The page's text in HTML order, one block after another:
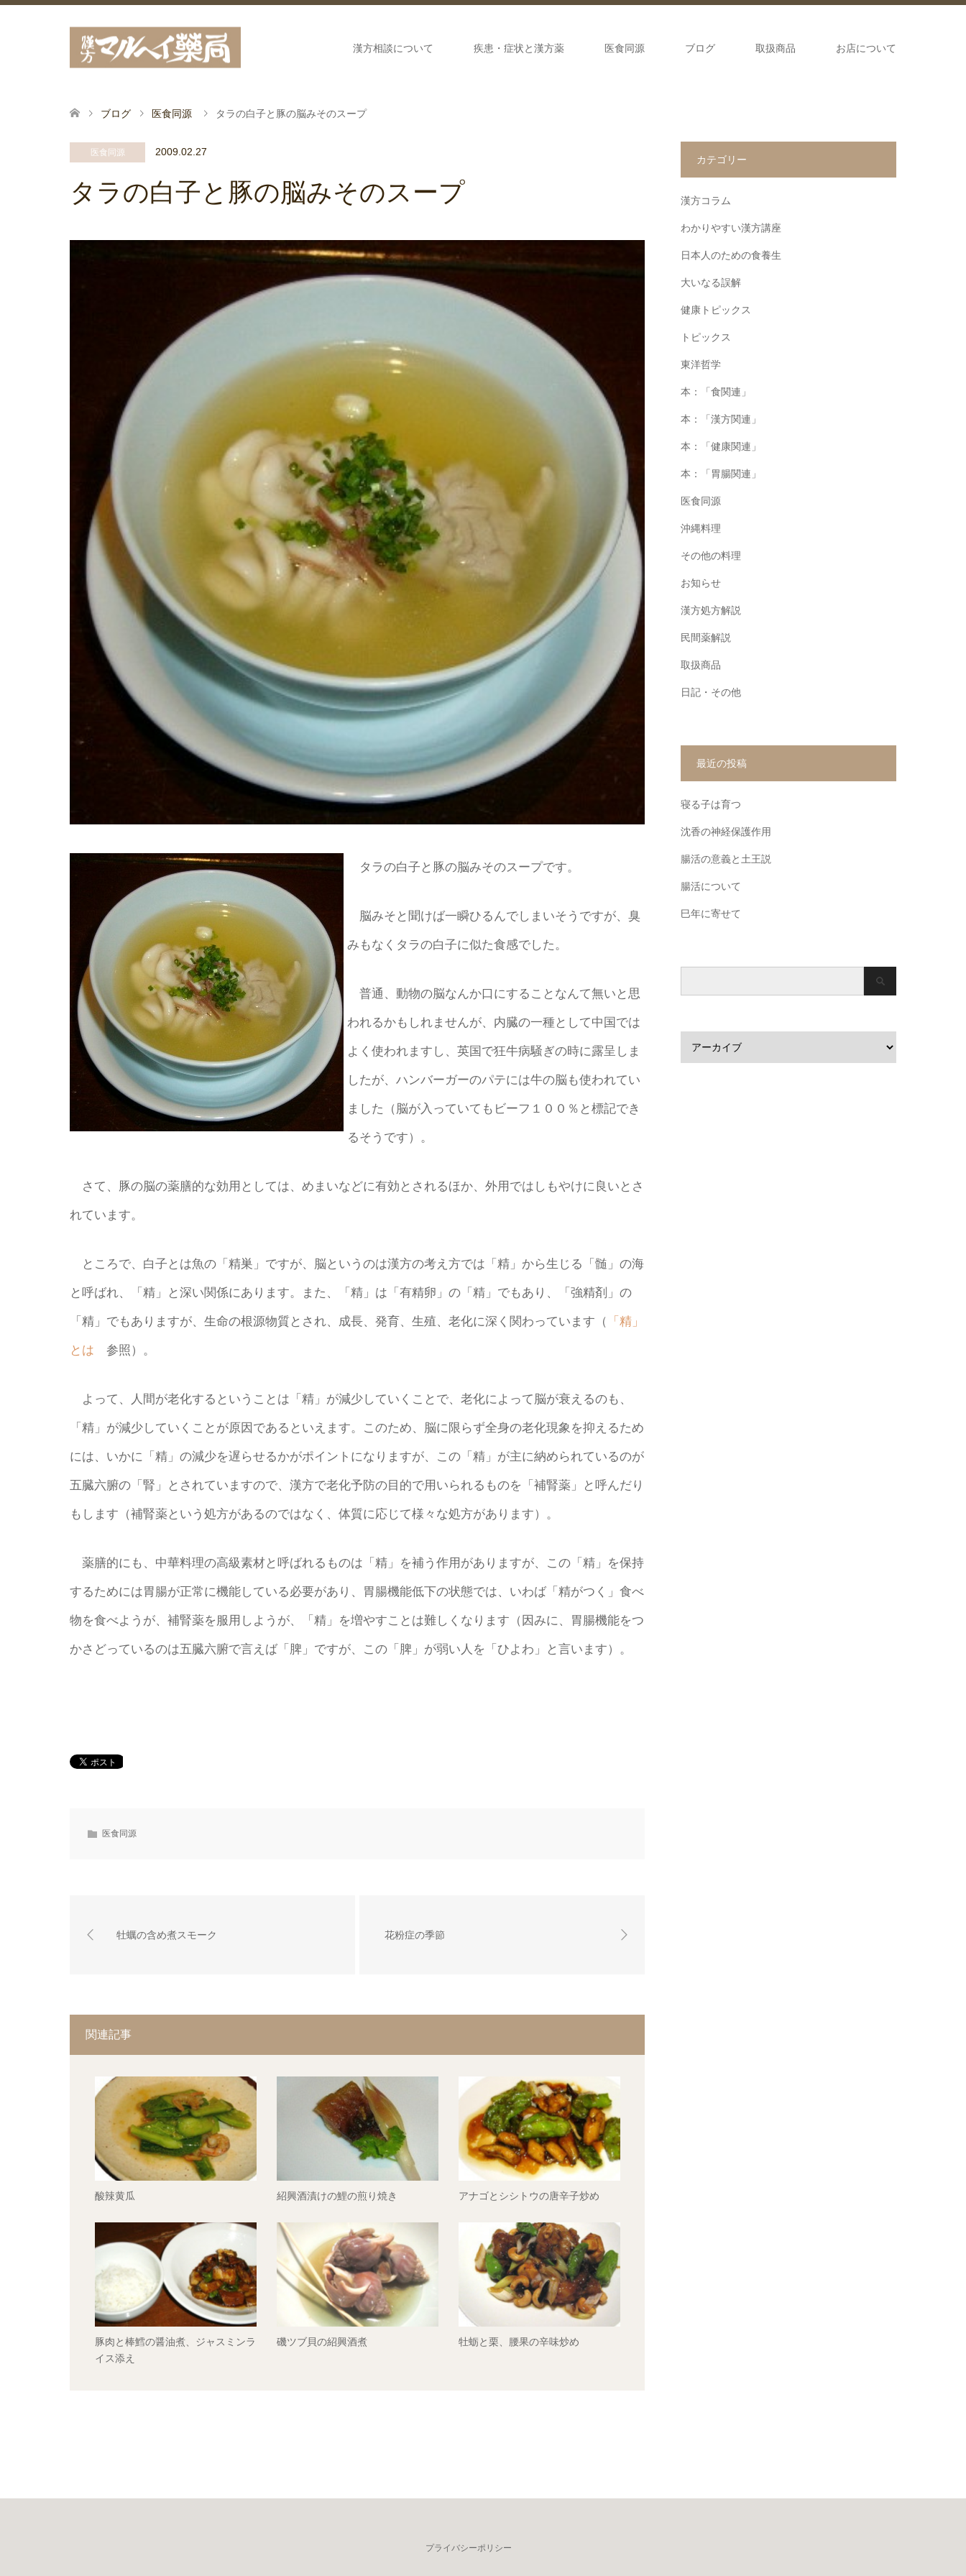
漢方相談について 疾患・症状と漢方薬 医食同源 ブログ 取扱商品 お店について
ブログ 医食同源 タラの白子と豚の脳みそのスープ
医食同源 2009.02.27
タラの白子と豚の脳みそのスープ
タラの白子と豚の脳みそのスープです。
脳みそと聞けば一瞬ひるんでしまいそうですが、臭
みもなくタラの白子に似た食感でした。
普通、動物の脳なんか口にすることなんて無いと思
われるかもしれませんが、内臓の一種として中国では
よく使われますし、英国で狂牛病騒ぎの時に露呈しま
したが、ハンバーガーのパテには牛の脳も使われてい
ました（脳が入っていてもビーフ１００％と標記でき
るそうです）。
さて、豚の脳の薬膳的な効用としては、めまいなどに有効とされるほか、外用ではしもやけに良いとさ
れています。
ところで、白子とは魚の「精巣」ですが、脳というのは漢方の考え方では「精」から生じる「髄」の海
と呼ばれ、「精」と深い関係にあります。また、「精」は「有精卵」の「精」でもあり、「強精剤」の
「精」でもありますが、生命の根源物質とされ、成長、発育、生殖、老化に深く関わっています（ 「精」
とは 参照）。
よって、人間が老化するということは「精」が減少していくことで、老化によって脳が衰えるのも、
「精」が減少していくことが原因であるといえます。このため、脳に限らず全身の老化現象を抑えるため
には、いかに「精」の減少を遅らせるかがポイントになりますが、この「精」が主に納められているのが
五臓六腑の「腎」とされていますので、漢方で老化予防の目的で用いられるものを「補腎薬」と呼んだり
もします（補腎薬という処方があるのではなく、体質に応じて様々な処方があります）。
薬膳的にも、中華料理の高級素材と呼ばれるものは「精」を補う作用がありますが、この「精」を保持
するためには胃腸が正常に機能している必要があり、胃腸機能低下の状態では、いわば「精がつく」食べ
物を食べようが、補腎薬を服用しようが、「精」を増やすことは難しくなります（因みに、胃腸機能をつ
かさどっているのは五臓六腑で言えば「脾」ですが、この「脾」が弱い人を「ひよわ」と言います）。
医食同源
牡蠣の含め煮スモーク 花粉症の季節
関連記事
酸辣黄瓜 紹興酒漬けの鯉の煎り焼き アナゴとシシトウの唐辛子炒め
豚肉と棒鱈の醤油煮、ジャスミンラ
イス添え
磯ツブ貝の紹興酒煮 牡蛎と栗、腰果の辛味炒め
カテゴリー
漢方コラム
わかりやすい漢方講座
日本人のための食養生
大いなる誤解
健康トピックス
トピックス
東洋哲学
本：「食関連」
本：「漢方関連」
本：「健康関連」
本：「胃腸関連」
医食同源
沖縄料理
その他の料理
お知らせ
漢方処方解説
民間薬解説
取扱商品
日記・その他
最近の投稿
寝る子は育つ
沈香の神経保護作用
腸活の意義と土王説
腸活について
巳年に寄せて
プライバシーポリシー